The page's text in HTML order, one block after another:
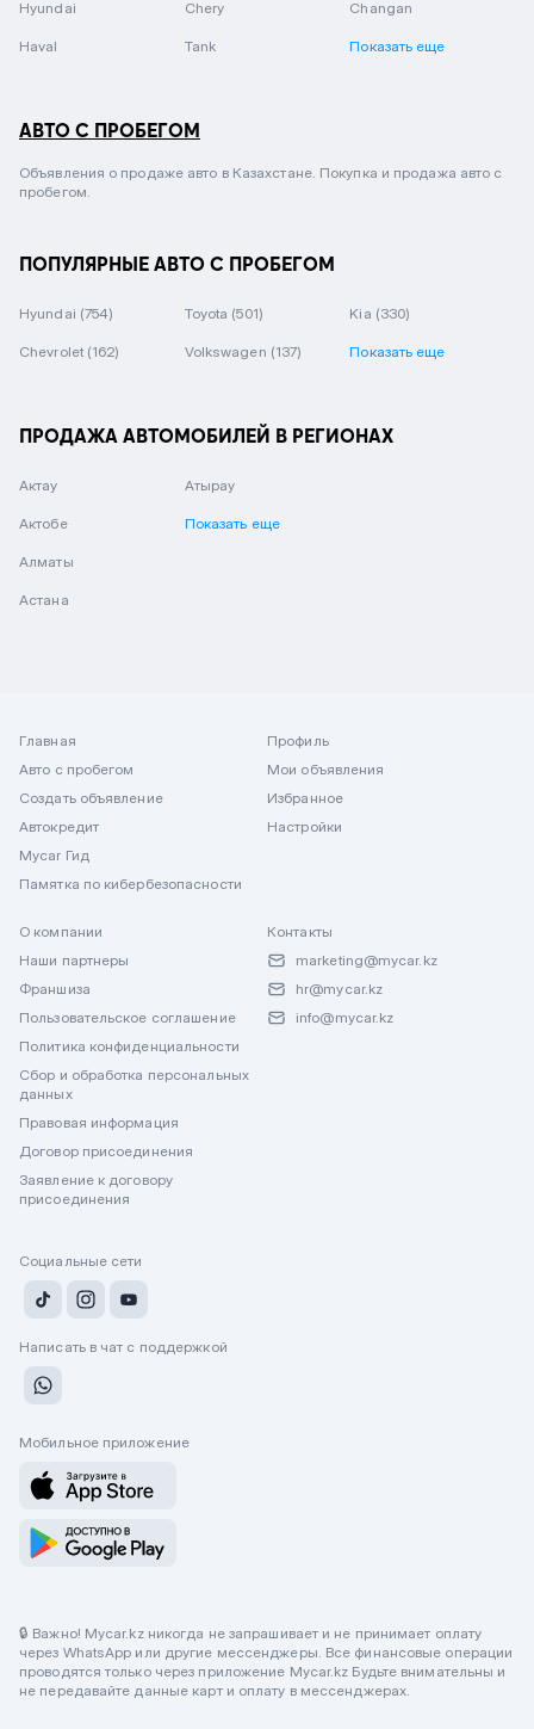
Hyundai Chery Changan
Haval Tank Показать еще
АВТО С ПРОБЕГОМ
Объявления о продаже авто в Казахстане. Покупка и продажа авто с
пробегом.
ПОПУЛЯРНЫЕ АВТО С ПРОБЕГОМ
Hyundai (754) Toyota (501) Kia (330)
Chevrolet (162) Volkswagen (137) Показать еще
ПРОДАЖА АВТОМОБИЛЕЙ В РЕГИОНАХ
Актау
Актобе
Алматы
Астана
Атырау
Показать еще
Главная
Авто с пробегом
Создать объявление
Автокредит
Mycar Гид
Памятка по кибербезопасности
Профиль
Мои объявления
Избранное
Настройки
О компании
Наши партнеры
Франшиза
Пользовательское соглашение
Политика конфиденциальности
Сбор и обработка персональных
данных
Правовая информация
Договор присоединения
Заявление к договору
присоединения
Контакты
marketing@mycar.kz
hr@mycar.kz
info@mycar.kz
Социальные сети
Написать в чат с поддержкой
Мобильное приложение
🔒 Важно! Mycar.kz никогда не запрашивает и не принимает оплату
через WhatsApp или другие мессенджеры. Все финансовые операции
проводятся только через приложение Mycar.kz Будьте внимательны и
не передавайте данные карт и оплату в мессенджерах.